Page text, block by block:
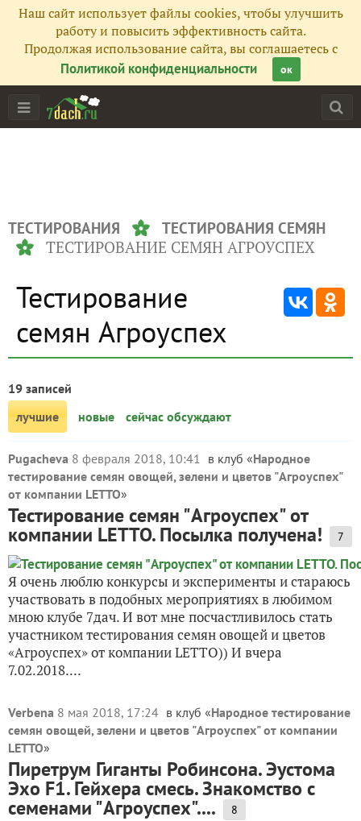
Наш сайт использует файлы cookies, чтобы улучшить
работу и повысить эффективность сайта.
Продолжая использование сайта, вы соглашаетесь с
Политикой конфиденциальности
ок
ТЕСТИРОВАНИЯ ТЕСТИРОВАНИЯ СЕМЯН
ТЕСТИРОВАНИЕ СЕМЯН АГРОУСПЕХ
Тестирование
семян Агроуспех
19 записей
лучшие
новые сейчас обсуждают
Pugacheva 8 февраля 2018, 10:41 в клуб «Народное
тестирование семян овощей, зелени и цветов "Агроуспех"
от компании LETTO»
Тестирование семян "Агроуспех" от
компании LETTO. Посылка получена! 7
Я очень люблю конкурсы и эксперименты и стараюсь
участвовать в подобных мероприятиях в любимом
мною клубе 7дач. И вот мне посчастливилось стать
участником тестирования семян овощей и цветов
«Агроуспех» от компании LETTO)) И вчера
7.02.2018....
Verbena 8 мая 2018, 17:24 в клуб «Народное тестирование
семян овощей, зелени и цветов "Агроуспех" от компании
LETTO»
Пиретрум Гиганты Робинсона. Эустома
Эхо F1. Гейхера смесь. Знакомство с
семенами "Агроуспех".... 8